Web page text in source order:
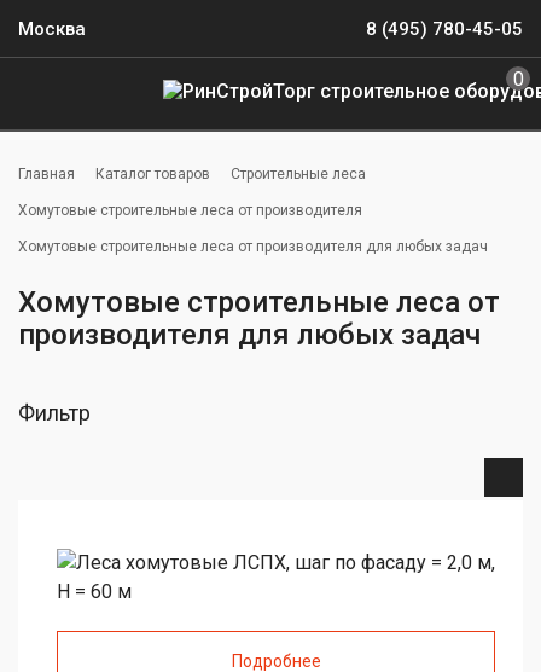
Москва 8 (495) 780-45-05
0
Главная Каталог товаров Строительные леса
Хомутовые строительные леса от производителя
Хомутовые строительные леса от производителя для любых задач
Хомутовые строительные леса от
производителя для любых задач
Фильтр
Подробнее